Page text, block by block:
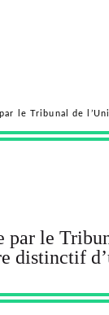
le Tribunal de
par le
distinctif